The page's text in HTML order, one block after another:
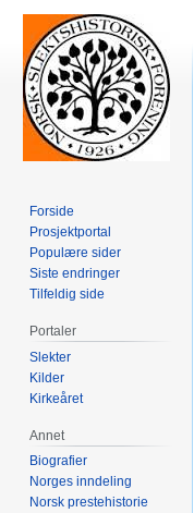
Forside
Prosjektportal
Populære sider
Siste endringer
Tilfeldig side
Portaler
Slekter
Kilder
Kirkeåret
Annet
Biografier
Norges inndeling
Norsk prestehistorie